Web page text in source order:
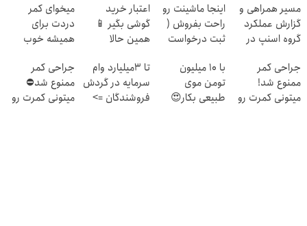
مسیر همراهی و
گزارش عملکرد
گروه اسنپ در
اینجا ماشینت رو
راحت بفروش (
ثبت درخواست
اعتبار خرید
گوشی بگیر 📱
همین حالا
بده 🎯
میخوای کمر
دردت برای
همیشه خوب
پرسش‌نامه رو پر
کن!
جراحی کمر
ممنوع شد!
میتونی کمرت رو
با 10 میلیون
تومن موی
طبیعی بکار😍
تا 3میلیارد وام
سرمایه در گردش
فروشندگان =>
جراحی کمر
ممنوع شد⛔
میتونی کمرت رو